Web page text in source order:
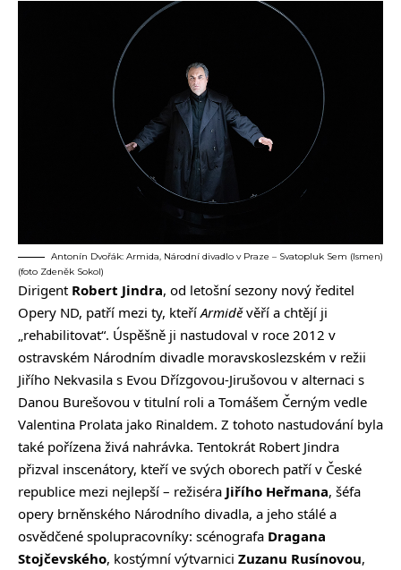
Antonín Dvořák: Armida, Národní divadlo v Praze – Svatopluk Sem (Ismen)
(foto Zdeněk Sokol)
Dirigent Robert Jindra, od letošní sezony nový ředitel
Opery ND, patří mezi ty, kteří Armiděvěří a chtějí ji
„rehabilitovat“. Úspěšně ji nastudoval v roce 2012 v
ostravském Národním divadle moravskoslezském v režii
Jiřího Nekvasila s Evou Dřízgovou-Jirušovou v alternaci s
Danou Burešovou v titulní roli a Tomášem Černým vedle
Valentina Prolata jako Rinaldem. Z tohoto nastudování byla
také pořízena živá nahrávka. Tentokrát Robert Jindra
přizval inscenátory, kteří ve svých oborech patří v České
republice mezi nejlepší – režiséra Jiřího Heřmana, šéfa
opery brněnského Národního divadla, a jeho stálé a
osvědčené spolupracovníky: scénografa Dragana
Stojčevského, kostýmní výtvarnici Zuzanu Rusínovou,